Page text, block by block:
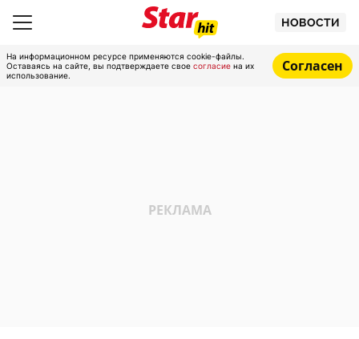
НОВОСТИ
На информационном ресурсе применяются cookie-файлы.
Оставаясь на сайте, вы подтверждаете свое согласие на их
использование.
Согласен